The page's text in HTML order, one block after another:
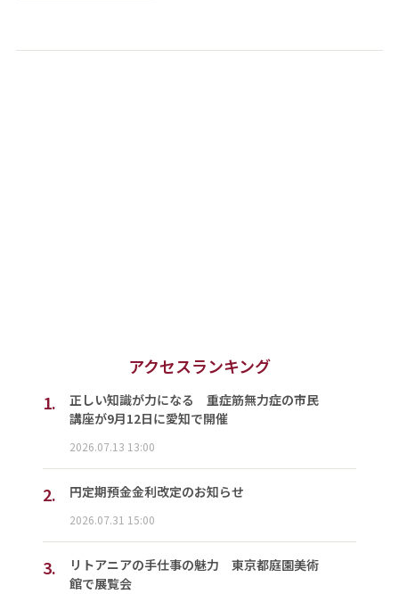
アクセスランキング
1.
正しい知識が力になる 重症筋無力症の市民
講座が9月12日に愛知で開催
2026.07.13 13:00
2. 円定期預金金利改定のお知らせ
2026.07.31 15:00
3.
リトアニアの手仕事の魅力 東京都庭園美術
館で展覧会